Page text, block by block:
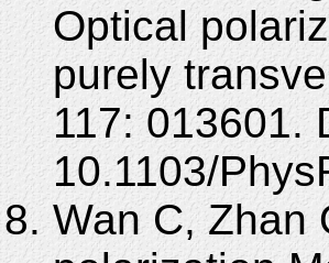
Optical
purely
117: 013601.
10.1103/
Wan C, Zhan